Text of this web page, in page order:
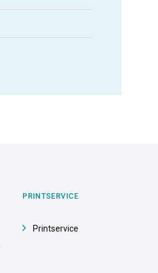
PRINTSERVICE
Printservice